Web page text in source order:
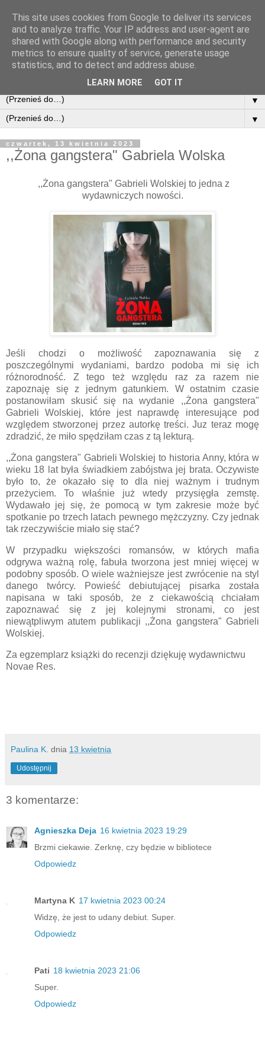
▼
▼
czwartek, 13 kwietnia 2023
,,Żona gangstera" Gabriela Wolska
,,Żona gangstera" Gabrieli Wolskiej to jedna z
wydawniczych nowości.
Jeśli chodzi o możliwość zapoznawania się z
poszczególnymi wydaniami, bardzo podoba mi się ich
różnorodność. Z tego też względu raz za razem nie
zapoznaję się z jednym gatunkiem. W ostatnim czasie
postanowiłam skusić się na wydanie ,,Żona gangstera"
Gabrieli Wolskiej, które jest naprawdę interesujące pod
względem stworzonej przez autorkę treści. Juz teraz mogę
zdradzić, że miło spędziłam czas z tą lekturą.
,,Żona gangstera" Gabrieli Wolskiej to historia Anny, która w
wieku 18 lat była świadkiem zabójstwa jej brata. Oczywiste
było to, że okazało się to dla niej ważnym i trudnym
przeżyciem. To właśnie już wtedy przysięgła zemstę.
Wydawało jej się, że pomocą w tym zakresie może być
spotkanie po trzech latach pewnego mężczyzny. Czy jednak
tak rzeczywiście miało się stać?
W przypadku większości romansów, w których mafia
odgrywa ważną rolę, fabuła tworzona jest mniej więcej w
podobny sposób. O wiele ważniejsze jest zwrócenie na styl
danego twórcy. Powieść debiutującej pisarka została
napisana w taki sposób, że z ciekawością chciałam
zapoznawać się z jej kolejnymi stronami, co jest
niewątpliwym atutem publikacji ,,Żona gangstera" Gabrieli
Wolskiej.
Za egzemplarz książki do recenzji dziękuję wydawnictwu
Novae Res.
Paulina K. dnia 13 kwietnia
Udostępnij
3 komentarze:
Agnieszka Deja 16 kwietnia 2023 19:29
Brzmi ciekawie. Zerknę, czy będzie w bibliotece
Odpowiedz
Martyna K 17 kwietnia 2023 00:24
Widzę, że jest to udany debiut. Super.
Odpowiedz
Pati 18 kwietnia 2023 21:06
Super.
Odpowiedz
This site uses cookies from Google to deliver its services
and to analyze traffic. Your IP address and user-agent are
shared with Google along with performance and security
metrics to ensure quality of service, generate usage
statistics, and to detect and address abuse.
LEARN MORE GOT IT